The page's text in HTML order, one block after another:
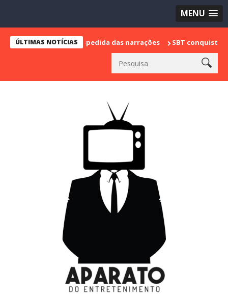
MENU
ÚLTIMAS NOTÍCIAS
sua despedida das narrações SBT conquista a vice